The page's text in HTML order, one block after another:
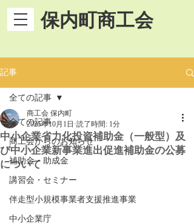
保内町商工会
記事
全ての記事
商工会からのお知らせ
補助金・助成金
講習会・セミナー
伴走型小規模事業者支援推進事業
中小企業庁
全ての記事
中小企業省力化投資補助金（一般型）及
び中小企業新事業進出促進補助金の公募
について
商工会 保内町
2025年10月1日 読了時間: 1分